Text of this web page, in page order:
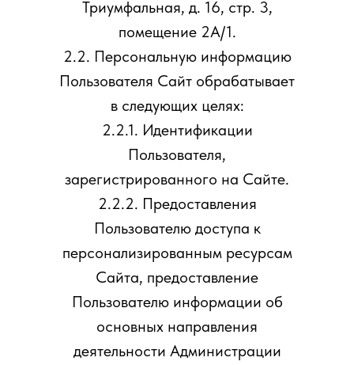
Триумфальная, д. 16, стр. 3,
помещение 2А/1.
2.2. Персональную информацию
Пользователя Сайт обрабатывает
в следующих целях:
2.2.1. Идентификации
Пользователя,
зарегистрированного на Сайте.
2.2.2. Предоставления
Пользователю доступа к
персонализированным ресурсам
Сайта, предоставление
Пользователю информации об
основных направления
деятельности Администрации